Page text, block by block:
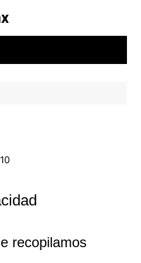
recopilamos